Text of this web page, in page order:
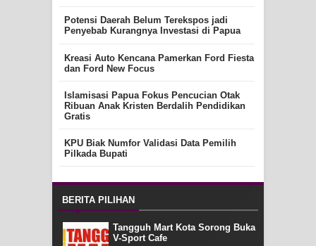
Potensi Daerah Belum Terekspos jadi
Penyebab Kurangnya Investasi di Papua
Kreasi Auto Kencana Pamerkan Ford Fiesta
dan Ford New Focus
Islamisasi Papua Fokus Pencucian Otak
Ribuan Anak Kristen Berdalih Pendidikan
Gratis
KPU Biak Numfor Validasi Data Pemilih
Pilkada Bupati
BERITA PILIHAN
Tangguh Mart Kota Sorong Buka
V-Sport Cafe